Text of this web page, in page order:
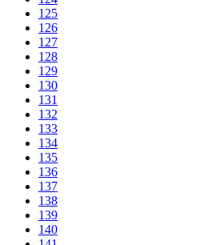
125
126
127
128
129
130
131
132
133
134
135
136
137
138
139
140